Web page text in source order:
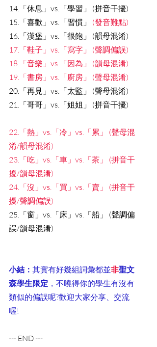
14.「休息」vs.「學習」 (拼音干擾)
15.「喜歡」vs.「習慣」
(發音難點)
16.「漢堡」vs.「很飽」 (韻母混淆)
17.「鞋子」vs.「寫字」 (聲調偏誤)
18.「音樂」vs.「因為」 (韻母混淆)
19.「書房」vs.「廚房」 (聲母混淆)
20.「再見」vs.「太監」 (聲母混淆)
21.「哥哥」vs.「姐姐」 (拼音干擾)
22.「熱」vs.「冷」vs.「累」 (聲母混
淆/韻母混淆)
23.「吃」vs.「車」vs.「茶」 (拼音干
擾/韻母混淆)
24.「沒」vs.「買」vs.「賣」 (拼音干
擾/聲調偏誤)
25.「窗」vs.「床」vs.「船」 (聲調偏
誤/韻母混淆)
小結： 其實有好幾組詞彙都並非聖文
森學生限定 ，不曉得你的學生有沒有
類似的偏誤呢?歡迎大家分享、交流
喔!
--- END ---